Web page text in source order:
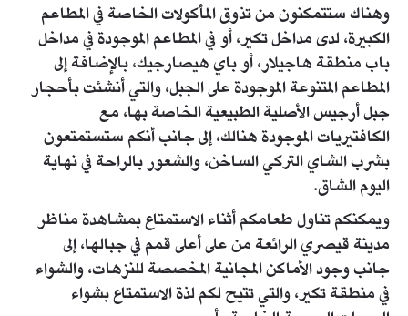
وهناك ستتمكنون من تذوق المأكولات الخاصة في المطاعم
الكبيرة، لدى مداخل تكير، أو في المطاعم الموجودة في مداخل
باب منطقة هاجيلار، أو باي هيصارجيك، بالإضافة إلى
المطاعم المتنوعة الموجودة على الجبل، والتي أنشئت بأحجار
جبل أرجيس الأصلية الطبيعية الخاصة بها، مع
الكافتيريات الموجودة هنالك، إلى جانب أنكم ستستمتعون
بشرب الشاي التركي الساخن، والشعور بالراحة في نهاية
اليوم الشاق.
ويمكنكم تناول طعامكم أثناء الاستمتاع بمشاهدة مناظر
مدينة قيصري الرائعة من على أعلى قمم في جبالها، إلى
جانب وجود الأماكن المجانية المخصصة للنزهات، والشواء
في منطقة تكير، والتي تتيح لكم لذة الاستمتاع بشواء